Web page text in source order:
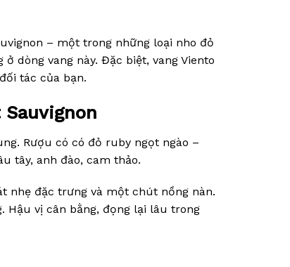
– một trong những loại nho đỏ
dòng vang này. Đặc biệt, vang Viento
tác của bạn.
Rượu có có đỏ ruby ngọt ngào –
tây, anh đào, cam thảo.
nhẹ đặc trưng và một chút nồng nàn.
Hậu vị cân bằng, đọng lại lâu trong